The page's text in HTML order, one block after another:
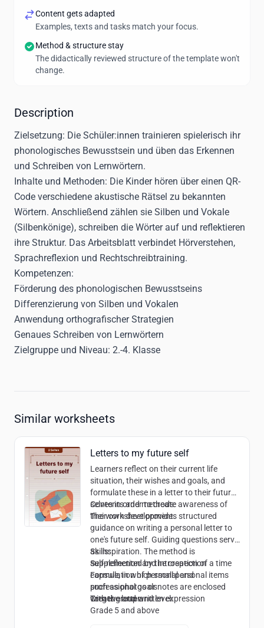
Content gets adapted
Examples, texts and tasks match your focus.
Method & structure stay
The didactically reviewed structure of the template won't
change.
Description
Zielsetzung: Die Schüler:innen trainieren spielerisch ihr
phonologisches Bewusstsein und üben das Erkennen
und Schreiben von Lernwörtern.
Inhalte und Methoden: Die Kinder hören über einen QR-
Code verschiedene akustische Rätsel zu bekannten
Wörtern. Anschließend zählen sie Silben und Vokale
(Silbenkönige), schreiben die Wörter auf und reflektieren
ihre Struktur. Das Arbeitsblatt verbindet Hörverstehen,
Sprachreflexion und Rechtschreibtraining.
Kompetenzen:
Förderung des phonologischen Bewusstseins
Differenzierung von Silben und Vokalen
Anwendung orthografischer Strategien
Genaues Schreiben von Lernwörtern
Zielgruppe und Niveau: 2.-4. Klasse
Similar worksheets
Letters to my future self
Learners reflect on their current life
situation, their wishes and goals, and
formulate these in a letter to their future
selves in order to create awareness of
their own development.
Contents and methods:
The worksheet provides structured
guidance on writing a personal letter to
one's future self. Guiding questions serve
as inspiration. The method is
supplemented by the creation of a time
capsule, in which small personal items
such as photos or notes are enclosed
with the letter.
Skills:
Self-reflection and introspection
Formulation of personal and
professional goals
Creative and written expression
Target group and level:
Grade 5 and above